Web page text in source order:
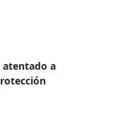
atentado a